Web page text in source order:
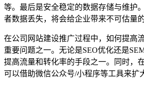
等。最后是安全稳定的数据存储与维护
者数据丢失，将会给企业带来不可估量的
在公司网站建设推广过程中，如何提高
重要问题之一。无论是SEO优化还是
提高流量和转化率的手段之一。同时，
可以借助微信公众号/小程序等工具来扩